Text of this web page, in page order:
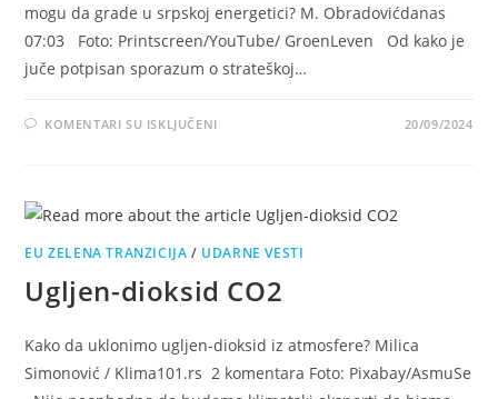
mogu da grade u srpskoj energetici? M. Obradovićdanas
07:03 Foto: Printscreen/YouTube/ GroenLeven Od kako je
juče potpisan sporazum o strateškoj…
KOMENTARI SU ISKLJUČENINA 20/09/2024
EU ZELENA TRANZICIJA / UDARNE VESTI
Ugljen-dioksid CO2
Kako da uklonimo ugljen-dioksid iz atmosfere? Milica
Simonović / Klima101.rs 2 komentara Foto: Pixabay/AsmuSe